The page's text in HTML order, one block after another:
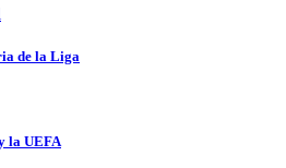
de la Liga
la UEFA